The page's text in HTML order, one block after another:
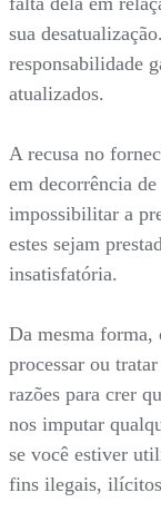
sua
responsabilidade
atualizados.
A recusa no
em decorrência
impossibilitar a
estes sejam
insatisfatória.
Da mesma
processar ou
razões para crer
nos imputar
se você estiver
fins ilegais,